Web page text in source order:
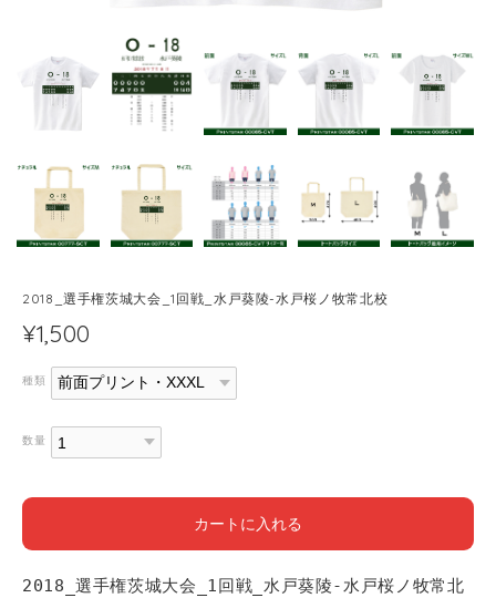
2018_選手権茨城大会_1回戦_水戸葵陵-水戸桜ノ牧常北校
¥1,500
種類
数量
カートに入れる
2018_選手権茨城大会_1回戦_水戸葵陵-水戸桜ノ牧常北